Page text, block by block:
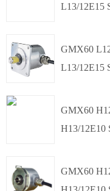
Φ60mm
L13/12E15
SSI
Φ60mm
GMX60
L13/12E15
SSI
GMX60
H13/12E10
SSI
GMX60